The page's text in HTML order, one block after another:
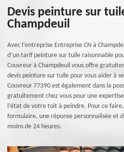
Devis peinture sur
Champdeuil
Avec l’entreprise Entreprise CN à
d’un tarif peinture sur tuile raisonnable
Couvreur à Champdeuil vous offre
devis peinture sur tuile pour vous aider à
Couvreur 77390 est également dans la
gratuitement chez vous pour une
l’état de votre toit à peindre. Pour ce
formulaire, une réponse personnalisée et
moins de 24 heures.